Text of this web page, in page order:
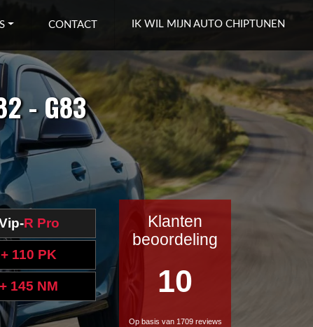
CONTACT IK WIL MIJN AUTO CHIPTUNEN
- G83
R Pro
+ 110 PK
+ 145 NM
Klanten
beoordeling
10
Op basis van 1709 reviews